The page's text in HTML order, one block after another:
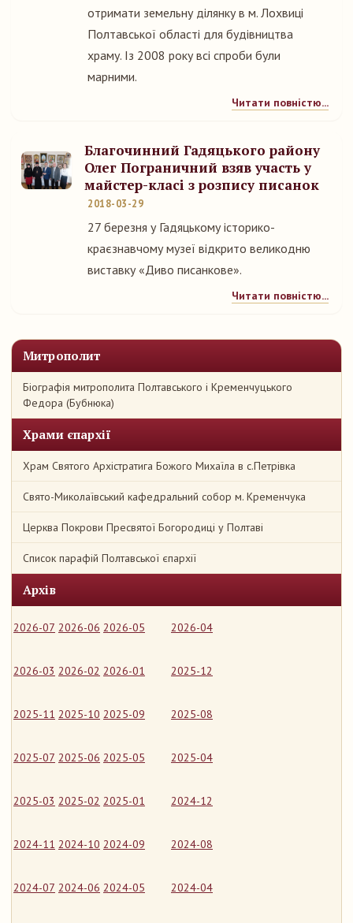
Митрополит
Біографія митрополита Полтавського і Кременчуцького
Федора (Бубнюка)
Храми єпархії
Храм Святого Архістратига Божого Михаїла в с.Петрівка
Свято-Миколаївський кафедральний собор м. Кременчука
Церква Покрови Пресвятої Богородиці у Полтаві
Список парафій Полтавської єпархії
Архів
2026-07 2026-06 2026-05 2026-04
2026-03 2026-02 2026-01 2025-12
2025-11 2025-10 2025-09 2025-08
2025-07 2025-06 2025-05 2025-04
2025-03 2025-02 2025-01 2024-12
2024-11 2024-10 2024-09 2024-08
2024-07 2024-06 2024-05 2024-04
отримати земельну ділянку в м. Лохвиці
Полтавської області для будівництва
храму. Із 2008 року всі спроби були
марними.
Читати повністю...
Благочинний Гадяцького району
Олег Пограничний взяв участь у
майстер-класі з розпису писанок
2018-03-29
27 березня у Гадяцькому історико-
краєзнавчому музеї відкрито великодню
виставку «Диво писанкове».
Читати повністю...